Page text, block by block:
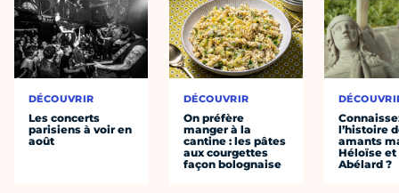
DÉCOUVRIR
Les concerts
parisiens à voir en
août
DÉCOUVRIR
On préfère
manger à la
cantine : les pâtes
aux courgettes
façon bolognaise
l’histoire
amants
Héloïse et
Abélard ?